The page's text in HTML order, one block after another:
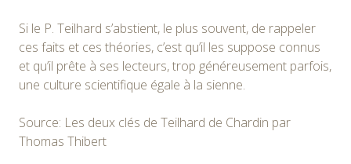
Si le P. Teilhard s’abstient, le plus souvent, de rappeler
ces faits et ces théories, c’est qu’il les suppose connus
et qu’il prête à ses lecteurs, trop généreusement parfois,
une culture scientifique égale à la sienne.
Source: Les deux clés de Teilhard de Chardin par
Thomas Thibert